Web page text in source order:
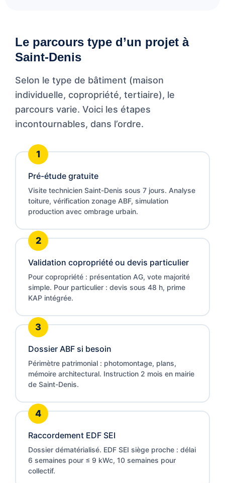
Le parcours type d’un projet à
Saint-Denis
Selon le type de bâtiment (maison
individuelle, copropriété, tertiaire), le
parcours varie. Voici les étapes
incontournables, dans l’ordre.
Pré-étude gratuite
Visite technicien Saint-Denis sous 7 jours. Analyse
toiture, vérification zonage ABF, simulation
production avec ombrage urbain.
Validation copropriété ou devis particulier
Pour copropriété : présentation AG, vote majorité
simple. Pour particulier : devis sous 48 h, prime
KAP intégrée.
Dossier ABF si besoin
Périmètre patrimonial : photomontage, plans,
mémoire architectural. Instruction 2 mois en mairie
de Saint-Denis.
Raccordement EDF SEI
Dossier dématérialisé. EDF SEI siège proche : délai
6 semaines pour ≤ 9 kWc, 10 semaines pour
collectif.